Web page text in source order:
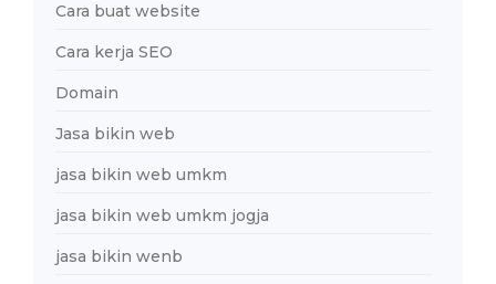
Cara buat website
Cara kerja SEO
Domain
Jasa bikin web
jasa bikin web umkm
jasa bikin web umkm jogja
jasa bikin wenb